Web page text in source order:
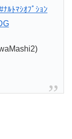
ﾅﾙﾄﾏｼｵﾌﾟｼｮﾝ